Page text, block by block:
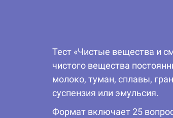
Тест «Чистые вещества и
чистого вещества
молоко, туман, сплавы,
суспензия или эмульсия.
Формат включает 25